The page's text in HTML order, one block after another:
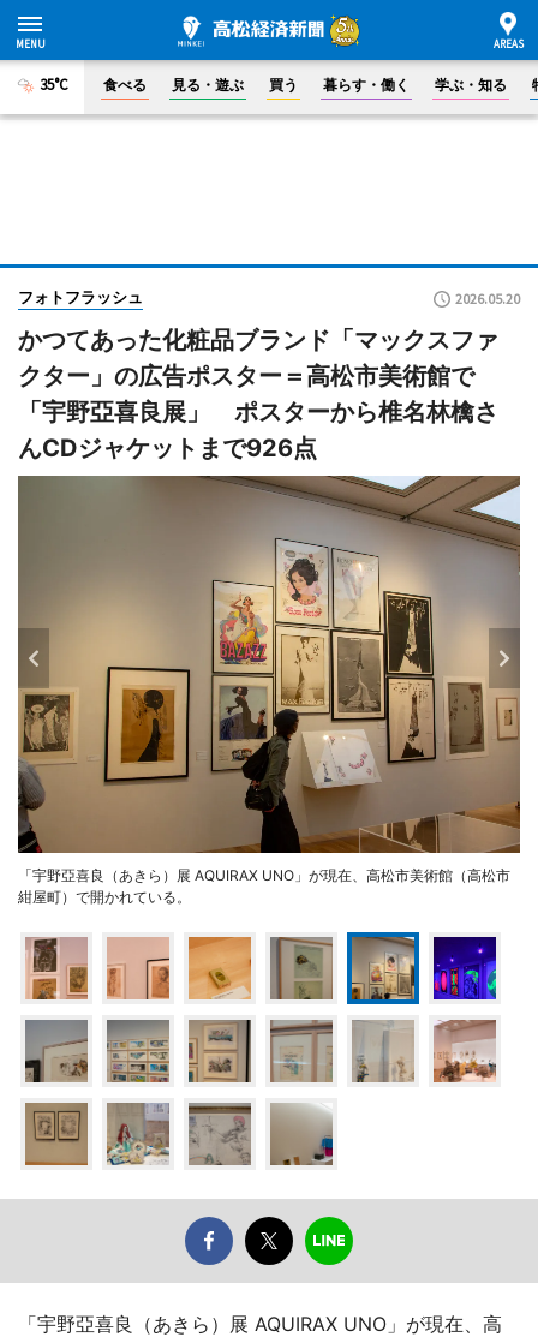
35°C 食べる 見る・遊ぶ 買う 暮らす・働く 学ぶ・知る
フォトフラッシュ 2026.05.20
かつてあった化粧品ブランド「マックスファ
クター」の広告ポスター＝高松市美術館で
「宇野亞喜良展」 ポスターから椎名林檎さ
んCDジャケットまで926点
「宇野亞喜良（あきら）展 AQUIRAX UNO」が現在、高松市美術館（高松市
紺屋町）で開かれている。
「宇野亞喜良（あきら）展 AQUIRAX UNO」が現在、高